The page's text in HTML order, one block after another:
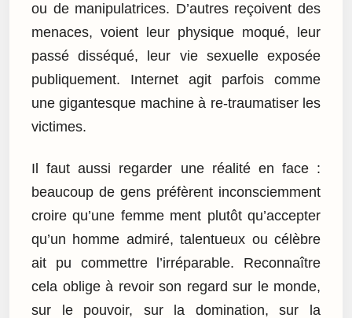
ou de manipulatrices. D’autres reçoivent des
menaces, voient leur physique moqué, leur
passé disséqué, leur vie sexuelle exposée
publiquement. Internet agit parfois comme
une gigantesque machine à re-traumatiser les
victimes.
Il faut aussi regarder une réalité en face :
beaucoup de gens préfèrent inconsciemment
croire qu’une femme ment plutôt qu’accepter
qu’un homme admiré, talentueux ou célèbre
ait pu commettre l’irréparable. Reconnaître
cela oblige à revoir son regard sur le monde,
sur le pouvoir, sur la domination, sur la